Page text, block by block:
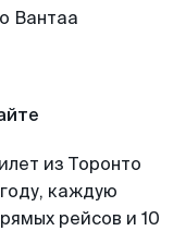
из Торонто
каждую
рейсов и 10